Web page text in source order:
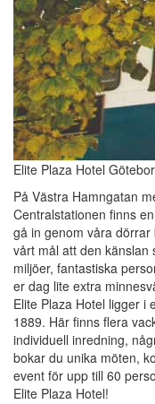
Elite Plaza Hotel
På Västra Hamngatan
Centralstationen finns
gå in genom våra
vårt mål att den känslan
miljöer, fantastiska
er dag lite extra
Elite Plaza Hotel ligger i
1889. Här finns flera
individuell inredning,
bokar du unika möten,
event för upp till 60
Elite Plaza Hotel!‎